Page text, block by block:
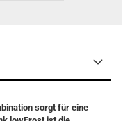
sorgt für eine